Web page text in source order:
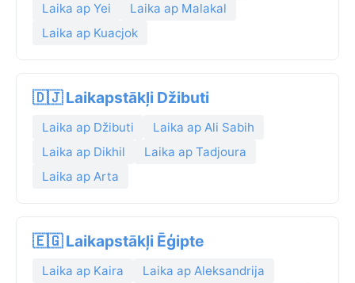
Laika ap Yei
Laika ap Malakal
Laika ap Kuacjok
🇩🇯 Laikapstākļi Džibuti
Laika ap Džibuti
Laika ap Ali Sabih
Laika ap Dikhil
Laika ap Tadjoura
Laika ap Arta
🇪🇬 Laikapstākļi Ēģipte
Laika ap Kaira
Laika ap Aleksandrija